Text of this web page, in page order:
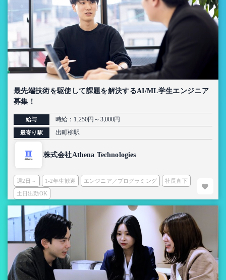
最先端技術を駆使して課題を解決するAI/ML学生エンジニア
募集！
給与 時給：1,250円～3,000円
最寄り駅 出町柳駅
株式会社Athena Technologies
週2日～ 1-2年生歓迎 エンジニア／プログラミング 社長直下
土日出勤OK